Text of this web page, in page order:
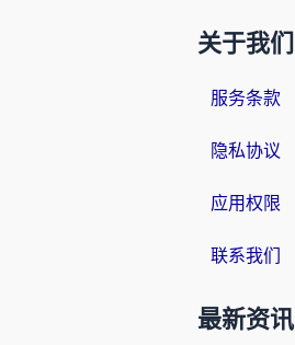
关于我们
服务条款
隐私协议
应用权限
联系我们
最新资讯